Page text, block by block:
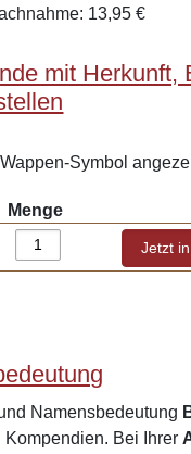
13,95 €
mit Herkunft,
Symbol
Menge
Namensbedeutung
Bei Ihrer